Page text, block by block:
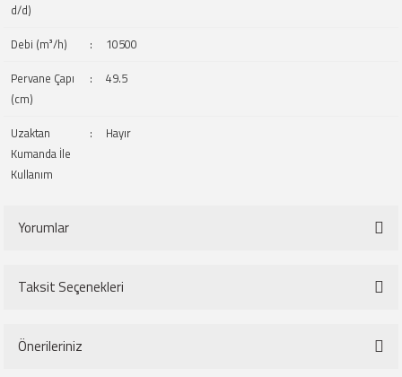
d/d)
Debi (m³/h) :
10500
Pervane Çapı
(cm)
: 49.5
Uzaktan
Kumanda İle
Kullanım
: Hayır
Yorumlar
Taksit Seçenekleri
Önerileriniz